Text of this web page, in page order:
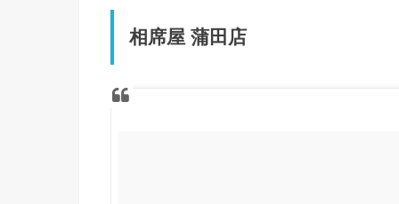
相席屋 蒲田店